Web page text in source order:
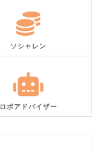
ソシャレン
ロボアドバイザー